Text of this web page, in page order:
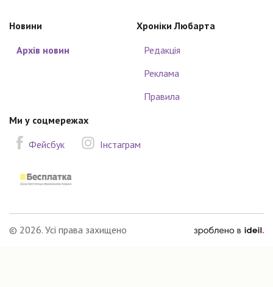
Новини
Архів новин
Хроніки Любарта
Редакція
Реклама
Правила
Ми у соцмережах
Фейсбук
Інстаграм
© 2026. Усі права захищено
зроблено